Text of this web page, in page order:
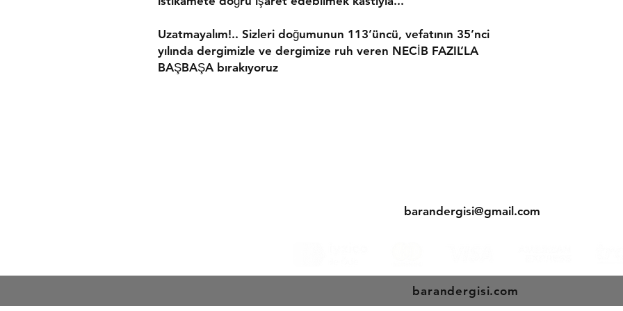
Uzatmayalım!.. Sizleri doğumunun 113’üncü, vefatının 35’nci
yılında dergimizle ve dergimize ruh veren NECİB FAZIL’LA
BAŞBAŞA bırakıyoruz
barandergisi@gmail.com
barandergisi.com